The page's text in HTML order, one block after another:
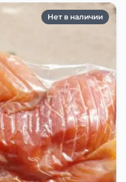
Нет в наличии